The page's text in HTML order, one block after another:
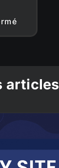
articles